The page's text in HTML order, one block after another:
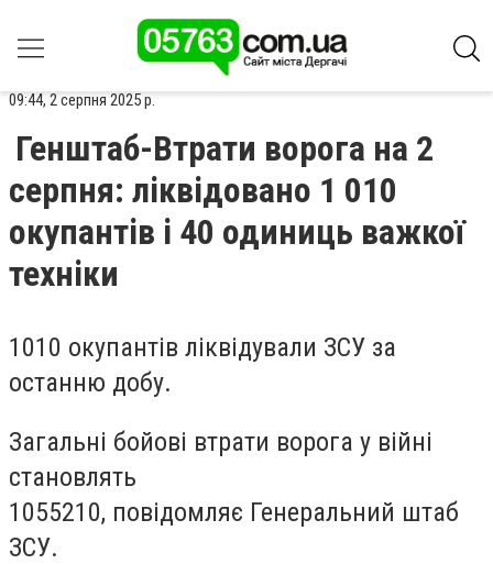
09:44, 2 серпня 2025 р.
Генштаб-Втрати ворога на 2
серпня: ліквідовано 1 010
окупантів і 40 одиниць важкої
техніки
1010 окупантів ліквідували ЗСУ за
останню добу.
Загальні бойові втрати ворога у війні
становлять
1055210, повідомляє Генеральний штаб
ЗСУ.